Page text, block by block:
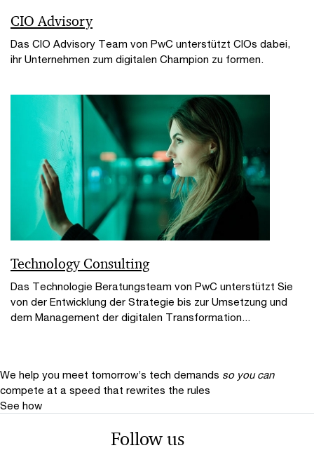
CIO Advisory
Das CIO Advisory Team von PwC unterstützt CIOs dabei,
ihr Unternehmen zum digitalen Champion zu formen.
Technology Consulting
Das Technologie Beratungsteam von PwC unterstützt Sie
von der Entwicklung der Strategie bis zur Umsetzung und
dem Management der digitalen Transformation...
We help you meet tomorrow’s tech demands so you can
compete at a speed that rewrites the rules
See how
Follow us